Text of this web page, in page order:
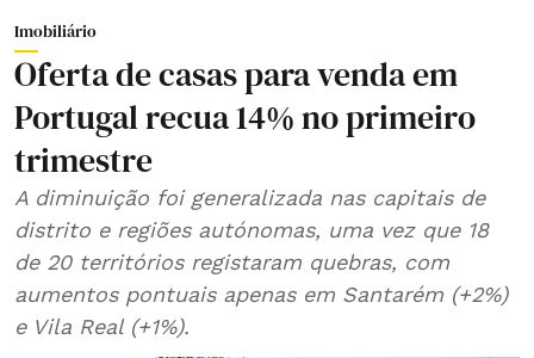
Imobiliário
Oferta de casas para venda em
Portugal recua 14% no primeiro
trimestre
A diminuição foi generalizada nas capitais de
distrito e regiões autónomas, uma vez que 18
de 20 territórios registaram quebras, com
aumentos pontuais apenas em Santarém (+2%)
e Vila Real (+1%).